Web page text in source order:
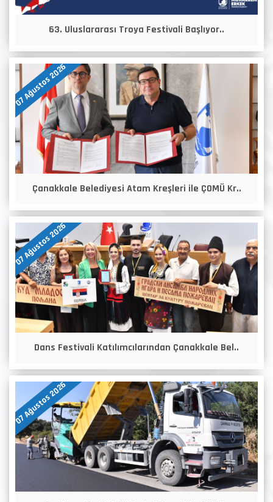
63. Uluslararası Troya Festivali Başlıyor..
07 Ağustos 2026
Çanakkale Belediyesi Atam Kreşleri ile ÇOMÜ Kr..
07 Ağustos 2026
Dans Festivali Katılımcılarından Çanakkale Bel..
07 Ağustos 2026